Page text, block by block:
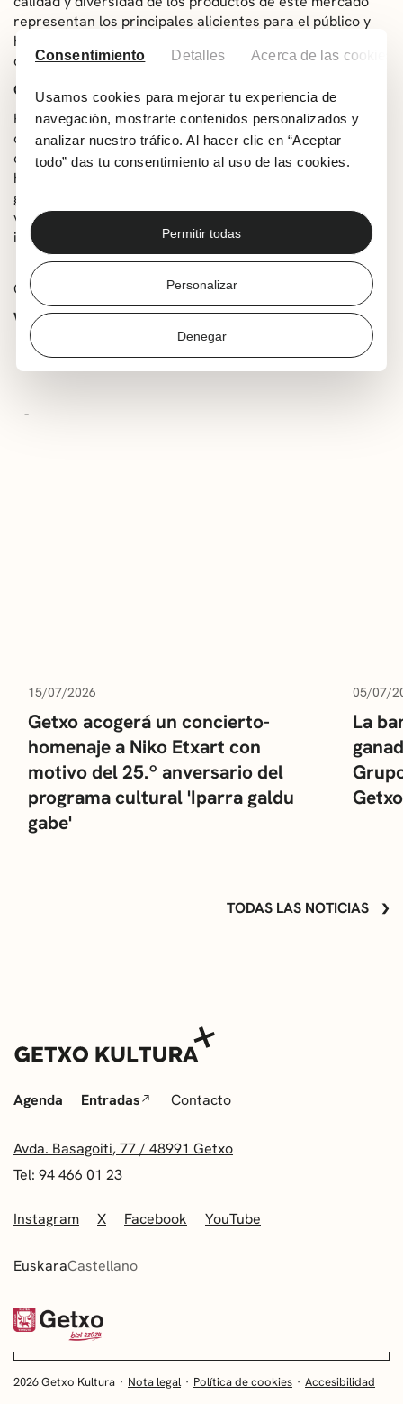
Consentimiento Detalles Acerca de las cookies
Usamos cookies para mejorar tu experiencia de
navegación, mostrarte contenidos personalizados y
analizar nuestro tráfico. Al hacer clic en “Aceptar
todo” das tu consentimiento al uso de las cookies.
Permitir todas
Personalizar
Denegar
EUSKARA CASTELLANO
representan los principales alicientes para el público y
hacen de San Lorenzo una de las citas más importantes
del calendario de mercados de Bizkaia.
Concierto coral
Para finalizar la jornada, la coral Biotz-Alai se encargará
de poner el broche de oro a la festividad de San Lorenzo
con su habitual concierto, que tendrá lugar a las 20:00
horas en Muxikebarri y en el que la agrupación
getxotarra interpretará piezas populares del repertorio
vocal vasco, así como otras canciones tradicionales. Las
invitaciones para esta actuación están agotadas.
Comparte esta noticia:
WhatsappFacebookX
15/07/2026
Getxo acogerá un concierto-
homenaje a Niko Etxart con
motivo del 25.º anversario del
programa cultural 'Iparra galdu
gabe'
05/07/
La
Getxo
TODAS LAS NOTICIAS
Agenda Entradas Contacto
Avda. Basagoiti, 77 / 48991 Getxo
Tel: 94 466 01 23
Instagram X Facebook YouTube
EuskaraCastellano
2026 Getxo Kultura Nota legal Política de cookies Accesibilidad